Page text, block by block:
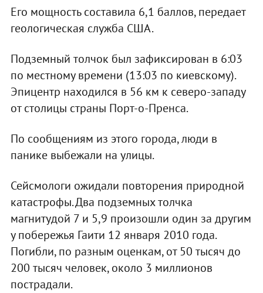
Его мощность составила 6,1 баллов, передает
геологическая служба США.
Подземный толчок был зафиксирован в 6:03
по местному времени (13:03 по киевскому).
Эпицентр находился в 56 км к северо-западу
от столицы страны Порт-о-Пренса.
По сообщениям из этого города, люди в
панике выбежали на улицы.
Сейсмологи ожидали повторения природной
катастрофы. Два подземных толчка
магнитудой 7 и 5,9 произошли один за другим
у побережья Гаити 12 января 2010 года.
Погибли, по разным оценкам, от 50 тысяч до
200 тысяч человек, около 3 миллионов
пострадали.